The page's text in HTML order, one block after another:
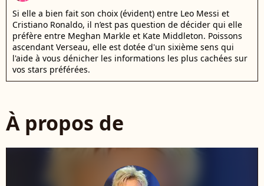
Si elle a bien fait son choix (évident) entre Leo Messi et
Cristiano Ronaldo, il n’est pas question de décider qui elle
préfère entre Meghan Markle et Kate Middleton. Poissons
ascendant Verseau, elle est dotée d'un sixième sens qui
l'aide à vous dénicher les informations les plus cachées sur
vos stars préférées.
À propos de